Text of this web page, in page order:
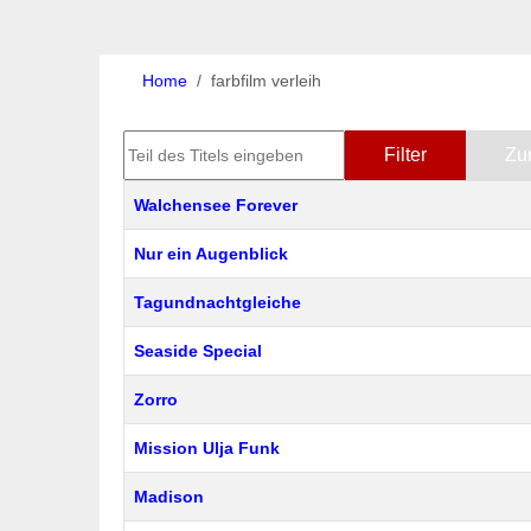
Home farbfilm verleih
Filter
Titel
Walchensee Forever
Nur ein Augenblick
Tagundnachtgleiche
Seaside Special
Zorro
Mission Ulja Funk
Madison